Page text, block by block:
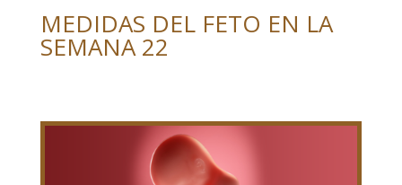
MEDIDAS DEL FETO EN LA
SEMANA 22